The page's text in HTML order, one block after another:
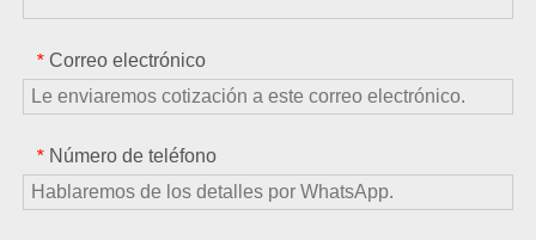
* Correo electrónico
* Número de teléfono